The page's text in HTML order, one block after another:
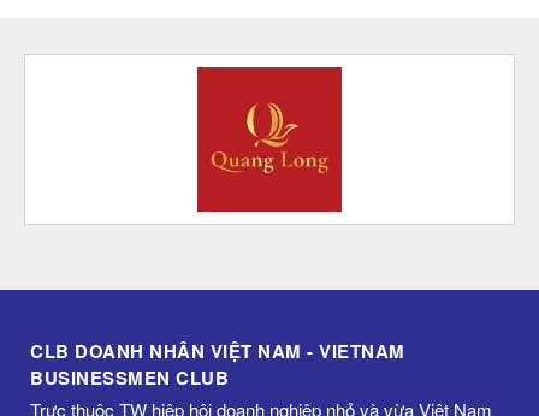
CLB DOANH NHÂN VIỆT NAM - VIETNAM
BUSINESSMEN CLUB
Trực thuộc TW hiệp hội doanh nghiệp nhỏ và vừa Việt Nam